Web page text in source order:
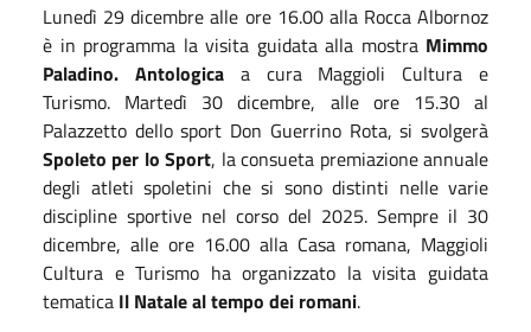
Lunedì 29 dicembrealle ore 16.00 alla Rocca Albornoz
è in programma la visita guidata alla mostra Mimmo
Paladino. Antologicaa cura Maggioli Cultura e
Turismo. Martedì 30 dicembre, alle ore 15.30 al
Palazzetto dello sport Don Guerrino Rota,si svolgerà
Spoleto per lo Sport, la consueta premiazioneannuale
degli atleti spoletini che si sono distinti nelle varie
discipline sportive nel corso del 2025. Sempre il 30
dicembre, alle ore 16.00 alla Casa romana, Maggioli
Cultura e Turismo ha organizzato la visita guidata
tematica Il Natale al tempo dei romani.